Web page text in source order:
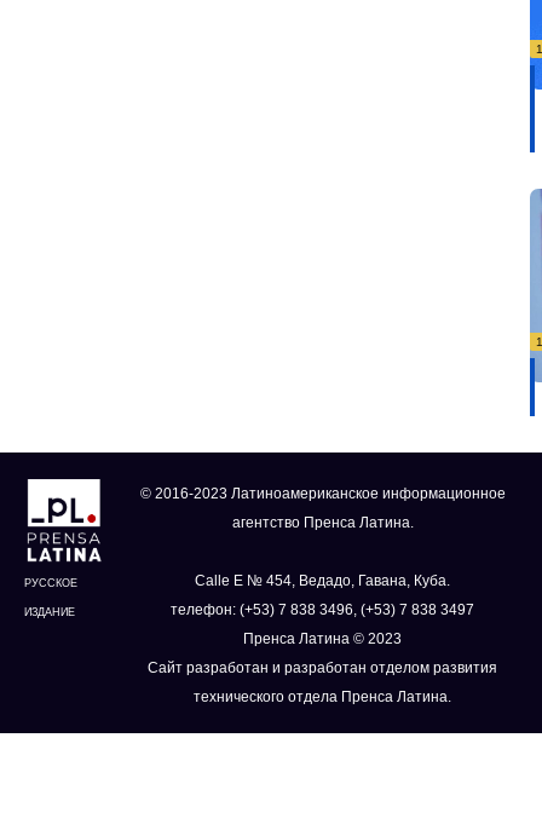
РУССКОЕ
ИЗДАНИЕ
© 2016-2023 Латиноамериканское информационное
агентство Пренса Латина.
Calle E № 454, Ведадо, Гавана, Куба.
телефон: (+53) 7 838 3496, (+53) 7 838 3497
Пренса Латина © 2023
Сайт разработан и разработан отделом развития
технического отдела Пренса Латина.